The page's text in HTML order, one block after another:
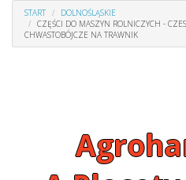
START
DOLNOŚLĄSKIE
CZĘŚCI DO MASZYN ROLNICZYCH -
CHWASTOBÓJCZE NA TRAWNIK